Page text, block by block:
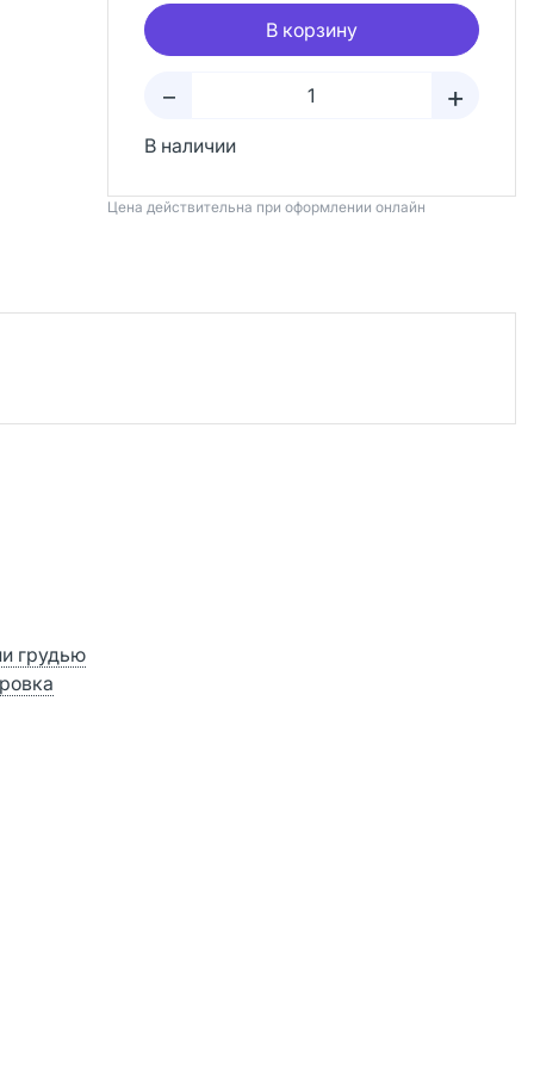
В корзину
– +
В наличии
Цена действительна при оформлении онлайн
грудью